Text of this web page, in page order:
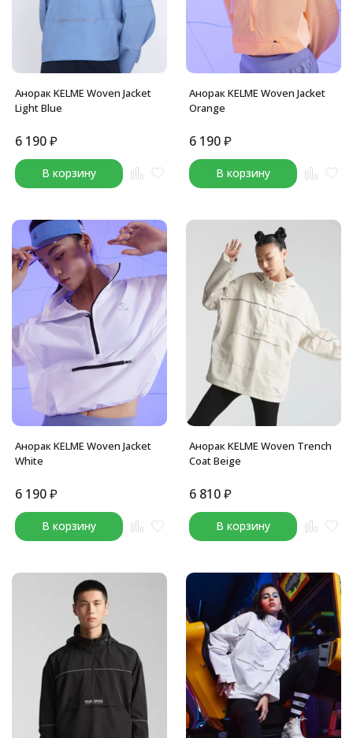
Анорак KELME Woven Jacket
Light Blue
6 190₽
В корзину
Анорак KELME Woven Jacket
Orange
6 190₽
В корзину
Анорак KELME Woven Jacket
White
6 190₽
В корзину
Анорак KELME Woven Trench
Coat Beige
6 810₽
В корзину